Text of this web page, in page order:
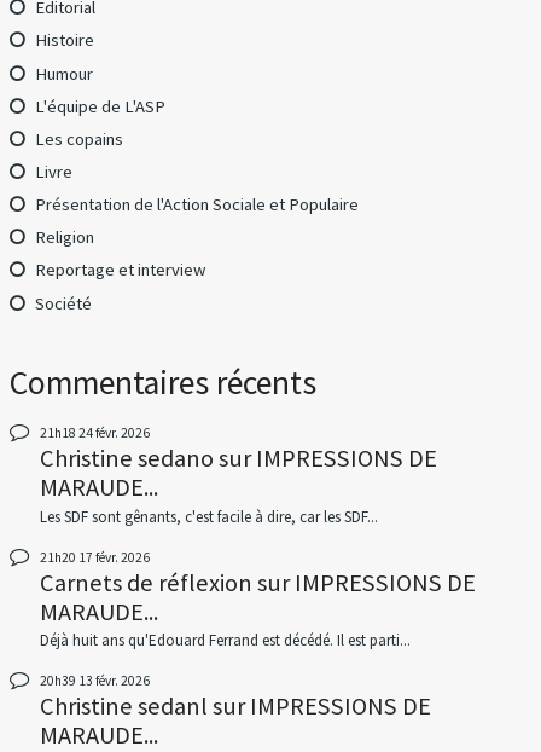
Editorial
Histoire
Humour
L'équipe de L'ASP
Les copains
Livre
Présentation de l'Action Sociale et Populaire
Religion
Reportage et interview
Société
Commentaires récents
21h18 24févr. 2026
Christine sedanosurIMPRESSIONS DE
MARAUDE...
Les SDF sont gênants, c'est facile à dire, car les SDF...
21h20 17 févr. 2026
Carnets de réflexion surIMPRESSIONS DE
MARAUDE...
Déjà huit ans qu'Edouard Ferrand est décédé. Il est parti...
20h39 13 févr. 2026
Christine sedanlsurIMPRESSIONS DE
MARAUDE...